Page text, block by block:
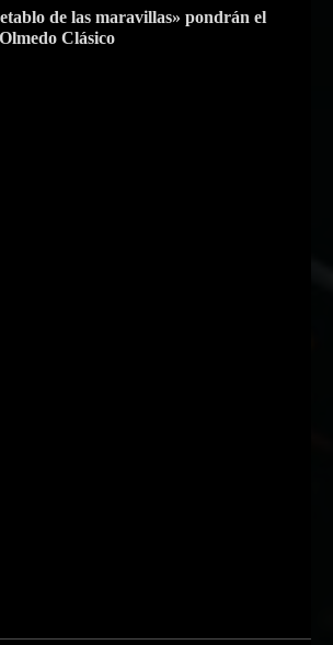
de las maravillas» pondrán el
Clásico